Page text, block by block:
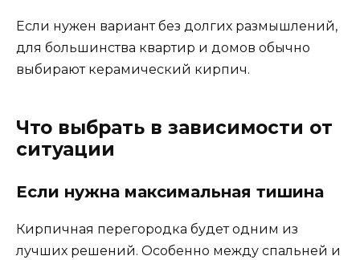
Если нужен вариант без долгих размышлений,
для большинства квартир и домов обычно
выбирают керамический кирпич.
Что выбрать в зависимости от
ситуации
Если нужна максимальная тишина
Кирпичная перегородка будет одним из
лучших решений. Особенно между спальней и